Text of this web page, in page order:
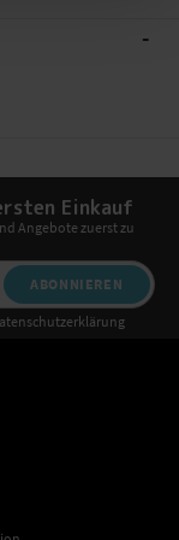
-
Einkauf
Angebote zuerst zu
ABONNIEREN